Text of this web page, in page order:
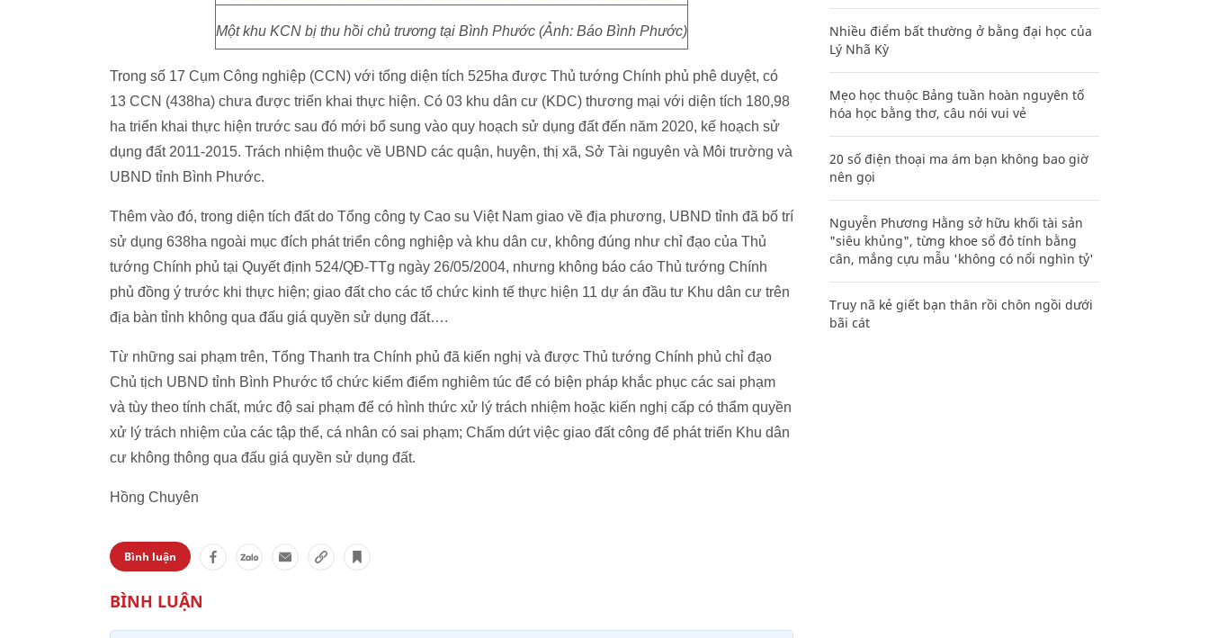
Một khu KCN bị thu hồi chủ trương tại Bình Phước (Ảnh: Báo Bình Phước)
Trong số 17 Cụm Công nghiệp (CCN) với tổng diện tích 525ha được Thủ tướng Chính phủ phê duyệt, có
13 CCN (438ha) chưa được triển khai thực hiện. Có 03 khu dân cư (KDC) thương mại với diện tích 180,98
ha triển khai thực hiện trước sau đó mới bổ sung vào quy hoạch sử dụng đất đến năm 2020, kế hoạch sử
dụng đất 2011-2015. Trách nhiệm thuộc về UBND các quận, huyện, thị xã, Sở Tài nguyên và Môi trường và
UBND tỉnh Bình Phước.
Thêm vào đó, trong diện tích đất do Tổng công ty Cao su Việt Nam giao về địa phương, UBND tỉnh đã bố trí
sử dụng 638ha ngoài mục đích phát triển công nghiệp và khu dân cư, không đúng như chỉ đạo của Thủ
tướng Chính phủ tại Quyết định 524/QĐ-TTg ngày 26/05/2004, nhưng không báo cáo Thủ tướng Chính
phủ đồng ý trước khi thực hiện; giao đất cho các tổ chức kinh tế thực hiện 11 dự án đầu tư Khu dân cư trên
địa bàn tỉnh không qua đấu giá quyền sử dụng đất….
Từ những sai phạm trên, Tổng Thanh tra Chính phủ đã kiến nghị và được Thủ tướng Chính phủ chỉ đạo
Chủ tịch UBND tỉnh Bình Phước tổ chức kiểm điểm nghiêm túc để có biện pháp khắc phục các sai phạm
và tùy theo tính chất, mức độ sai phạm để có hình thức xử lý trách nhiệm hoặc kiến nghị cấp có thẩm quyền
xử lý trách nhiệm của các tập thể, cá nhân có sai phạm; Chấm dứt việc giao đất công để phát triển Khu dân
cư không thông qua đấu giá quyền sử dụng đất.
Hồng Chuyên
Bình luận
Nhiều điểm bất thường ở bằng đại học của
Lý Nhã Kỳ
Mẹo học thuộc Bảng tuần hoàn nguyên tố
hóa học bằng thơ, câu nói vui vẻ
20 số điện thoại ma ám bạn không bao giờ
nên gọi
Nguyễn Phương Hằng sở hữu khối tài sản
"siêu khủng", từng khoe sổ đỏ tính bằng
cân, mắng cựu mẫu 'không có nổi nghìn tỷ'
Truy nã kẻ giết bạn thân rồi chôn ngồi dưới
bãi cát